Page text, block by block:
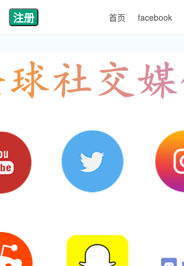
注册 首页 facebook